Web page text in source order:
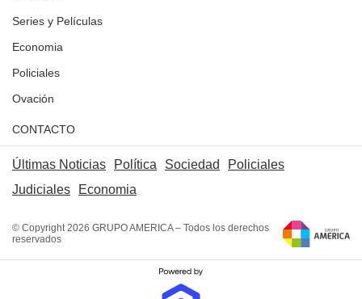
Series y Películas
Economia
Policiales
Ovación
CONTACTO
Últimas Noticias Política Sociedad
Policiales
Judiciales
Economia
© Copyright 2026 GRUPO AMERICA – Todos los derechos
reservados